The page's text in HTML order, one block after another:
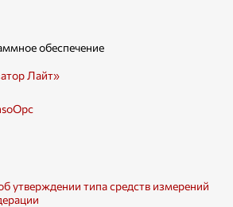
обеспечение
Лайт»
утверждении типа средств измерений